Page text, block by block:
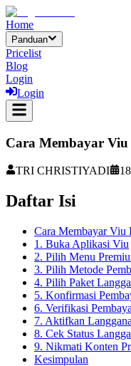
Home
Panduan
Pricelist
Blog
Login
Login
Cara Membayar Viu
TRI CHRISTIYADI
Daftar Isi
Cara Membayar Viu
1. Buka Aplikasi Viu
2. Pilih Menu
3. Pilih Metode
4. Pilih Paket
5. Konfirmasi
6. Verifikasi
7. Aktifkan
8. Cek Status
9. Nikmati Konten
Kesimpulan